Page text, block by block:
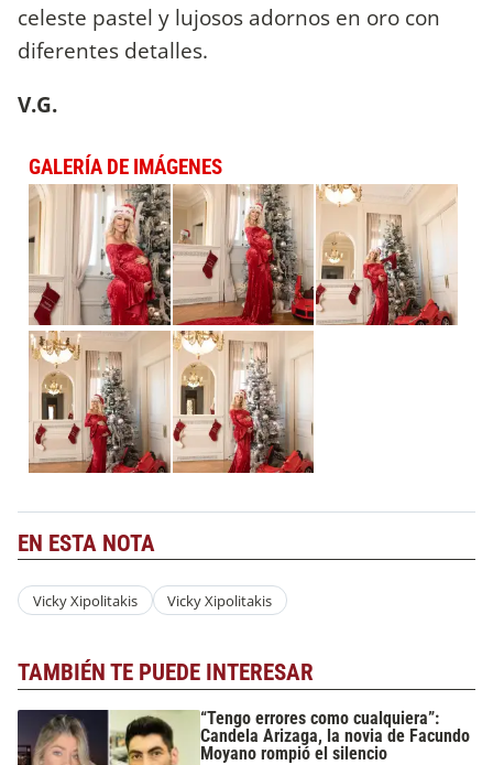
celeste pastel y lujosos adornos en oro con
diferentes detalles.
V.G.
GALERÍA DE IMÁGENES
EN ESTA NOTA
Vicky Xipolitakis Vicky Xipolitakis
TAMBIÉN TE PUEDE INTERESAR
“Tengo errores como cualquiera”:
Candela Arizaga, la novia de Facundo
Moyano rompió el silencio